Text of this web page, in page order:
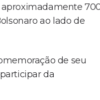
aproximadamente
ao lado de
de seu
da